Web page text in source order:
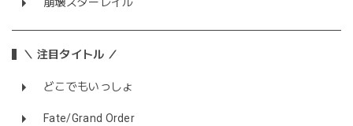
崩壊スターレイル
＼ 注目タイトル ／
どこでもいっしょ
Fate/Grand Order